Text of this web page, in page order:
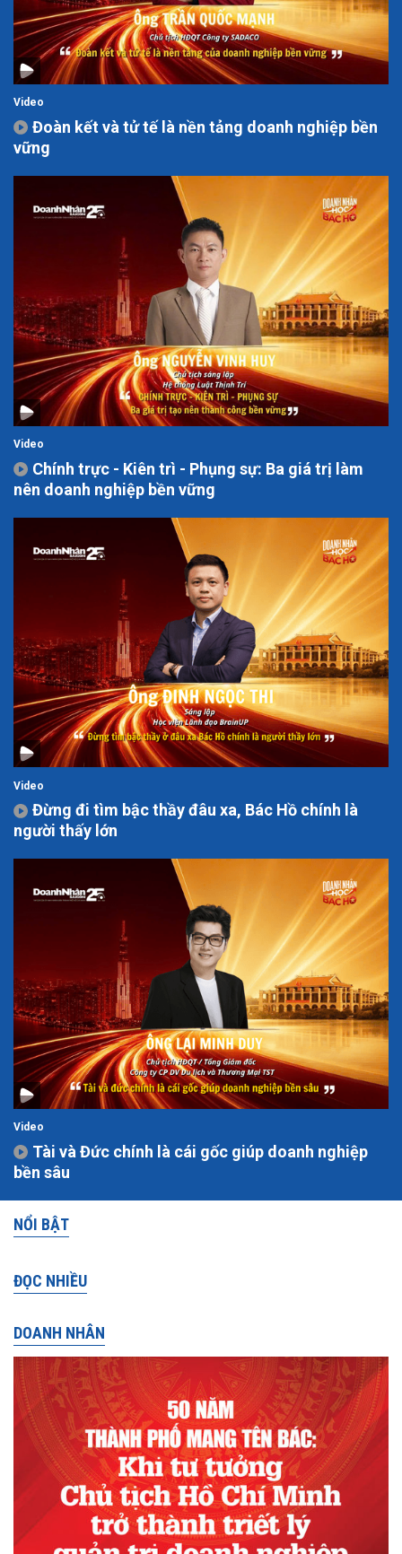
Video
Đoàn kết và tử tế là nền tảng doanh nghiệp bền
vững
Video
Chính trực - Kiên trì - Phụng sự: Ba giá trị làm
nên doanh nghiệp bền vững
Video
Đừng đi tìm bậc thầy đâu xa, Bác Hồ chính là
người thấy lớn
Video
Tài và Đức chính là cái gốc giúp doanh nghiệp
bền sâu
NỔI BẬT
ĐỌC NHIỀU
DOANH NHÂN